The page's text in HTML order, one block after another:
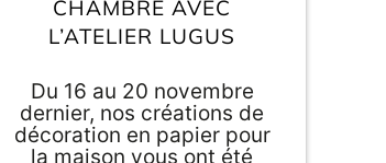
vous a préparé une petite
sélection.
CHAMBRE AVEC
L’ATELIER LUGUS
Du 16 au 20 novembre
dernier, nos créations de
décoration en papier pour
la maison vous ont été